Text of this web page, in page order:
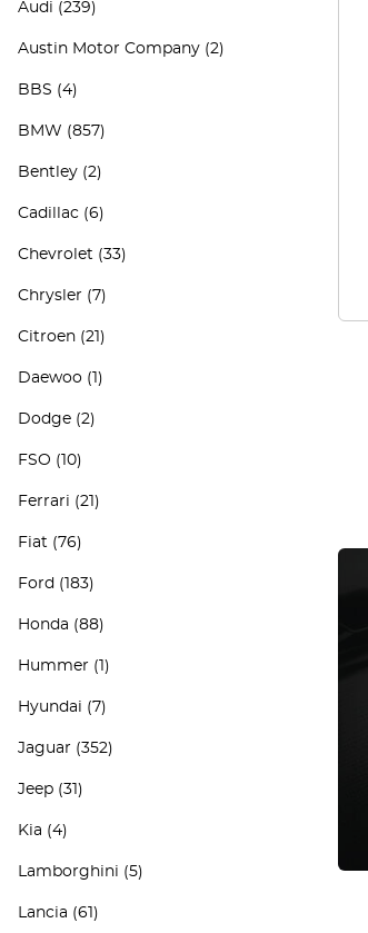
Audi (239)
Austin Motor Company (2)
BBS (4)
BMW (857)
Bentley (2)
Cadillac (6)
Chevrolet (33)
Chrysler (7)
Citroen (21)
Daewoo (1)
Dodge (2)
FSO (10)
Ferrari (21)
Fiat (76)
Ford (183)
Honda (88)
Hummer (1)
Hyundai (7)
Jaguar (352)
Jeep (31)
Kia (4)
Lamborghini (5)
Lancia (61)